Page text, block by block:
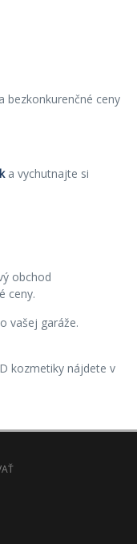
bezkonkurenčné ceny
a vychutnajte si
obchod
ceny.
vašej garáže.
kozmetiky nájdete v